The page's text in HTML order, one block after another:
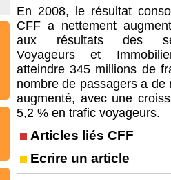
En 2008, le résultat
CFF a nettement
aux résultats des
Voyageurs et
atteindre 345 millions de
nombre de passagers a de
augmenté, avec une
5,2 % en trafic voyageurs.
Articles liés CFF
Ecrire un article